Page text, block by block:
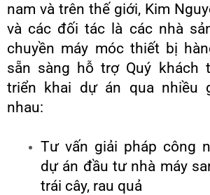
nam và trên thế giới, Kim
và các đối tác là các nhà
chuyền máy móc thiết bị
sẵn sàng hỗ trợ Quý khách
triển khai dự án qua nhiều
nhau:
Tư vấn giải pháp công
dự án đầu tư nhà máy
trái cây, rau quả